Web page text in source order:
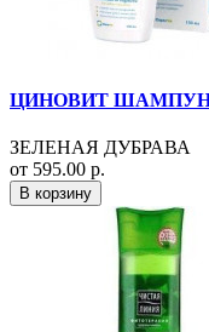
ЦИНОВИТ
ЗЕЛЕНАЯ ДУБРАВА
от 595.00 р.
В корзину